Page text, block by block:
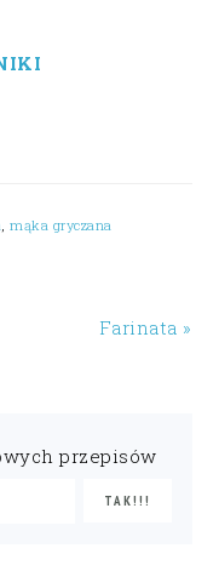
,mąka gryczana
Farinata »
przepisów